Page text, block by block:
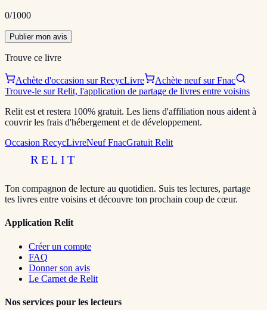
0/1000
Publier mon avis
Trouve ce livre
Achète d'occasion sur RecycLivre
Achète neuf sur Fnac
Trouve-le sur Relit, l'application de partage de livres entre voisins
Relit est et restera 100% gratuit. Les liens d'affiliation nous aident à
couvrir les frais d'hébergement et de développement.
Occasion RecycLivreNeuf FnacGratuit Relit
RELIT
Ton compagnon de lecture au quotidien. Suis tes lectures, partage
tes livres entre voisins et découvre ton prochain coup de cœur.
Application Relit
Créer un compte
FAQ
Donner son avis
Le Carnet de Relit
Nos services pour les lecteurs